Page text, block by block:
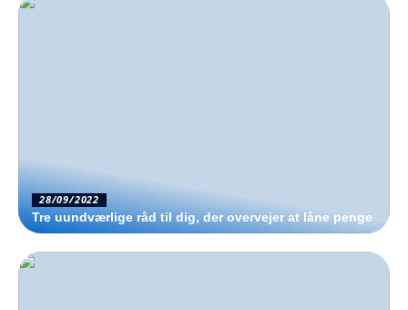
28/09/2022
Tre uundværlige råd til dig, der overvejer at låne penge